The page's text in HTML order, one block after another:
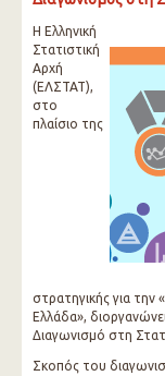
Η Ελληνική
Στατιστική
Αρχή
(ΕΛΣΤΑΤ),
στο
πλαίσιο της
στρατηγικής για την
Ελλάδα»,
Διαγωνισμό στη
Σκοπός του